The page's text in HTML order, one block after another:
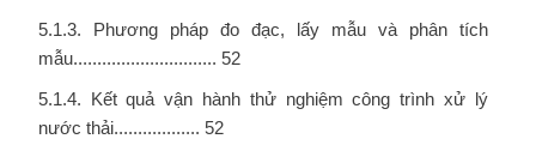
5.1.3. Phương pháp đo đạc, lấy mẫu và phân tích
mẫu.............................. 52
5.1.4. Kết quả vận hành thử nghiệm công trình xử lý
nước thải.................. 52